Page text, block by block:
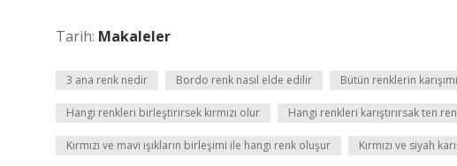
Tarih: Makaleler
3 ana renk nedir Bordo renk nasıl elde edilir Bütün renklerin
Hangi renkleri birleştirirsek kırmızı olur Hangi renkleri karıştırırsak ten
Kırmızı ve mavi ışıkların birleşimi ile hangi renk oluşur Kırmızı ve siyah